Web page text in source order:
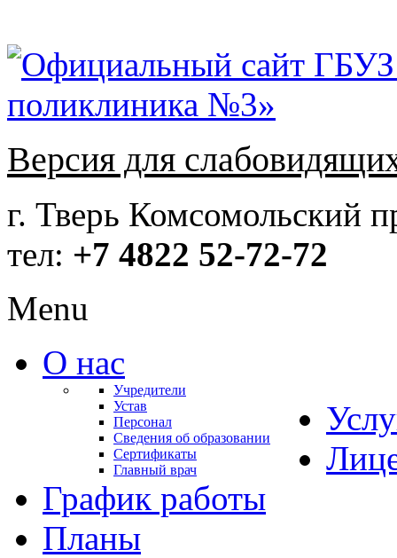
Версия для
г. Тверь Комсомольский
тел: +7 4822 52-72-72
Menu
О нас
Учредители
Устав
Персонал
Сведения об образовании
Сертификаты
Главный врач
График работы
Планы